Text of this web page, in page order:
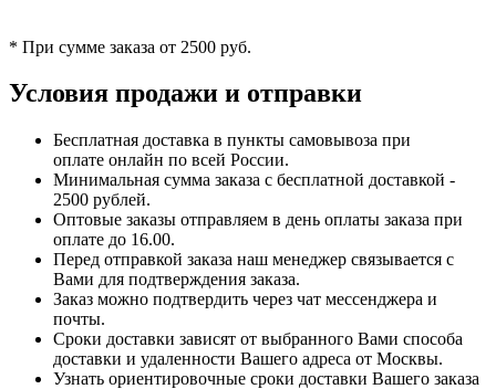
* При сумме заказа от 2500 руб.
Условия продажи и отправки
Бесплатная доставка в пункты самовывоза при
оплате онлайн по всей России.
Минимальная сумма заказа с бесплатной доставкой -
2500 рублей.
Оптовые заказы отправляем в день оплаты заказа при
оплате до 16.00.
Перед отправкой заказа наш менеджер связывается с
Вами для подтверждения заказа.
Заказ можно подтвердить через чат мессенджера и
почты.
Сроки доставки зависят от выбранного Вами способа
доставки и удаленности Вашего адреса от Москвы.
Узнать ориентировочные сроки доставки Вашего заказа